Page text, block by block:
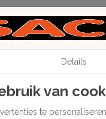
Details
van
te